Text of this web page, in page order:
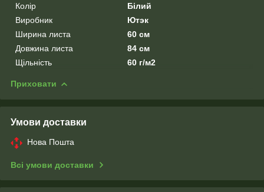
Колір
Білий
Виробник
Ютэк
Ширина листа
60 см
Довжина листа
84 см
Щільність
60 г/м2
Приховати
Умови доставки
Нова Пошта
Всі умови доставки